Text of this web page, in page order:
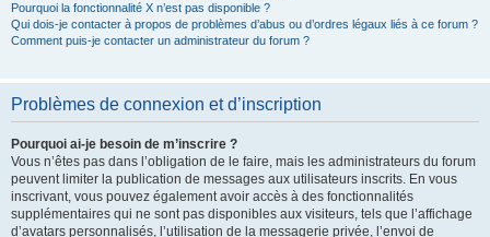
Pourquoi la fonctionnalité X n’est pas disponible ?
Qui dois-je contacter à propos de problèmes d’abus ou d’ordres légaux liés à ce forum ?
Comment puis-je contacter un administrateur du forum ?
Problèmes de connexion et d’inscription
Pourquoi ai-je besoin de m’inscrire ?
Vous n’êtes pas dans l’obligation de le faire, mais les administrateurs du forum
peuvent limiter la publication de messages aux utilisateurs inscrits. En vous
inscrivant, vous pouvez également avoir accès à des fonctionnalités
supplémentaires qui ne sont pas disponibles aux visiteurs, tels que l’affichage
d’avatars personnalisés, l’utilisation de la messagerie privée, l’envoi de